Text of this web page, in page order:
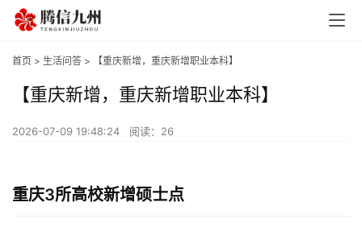
首页 > 生活问答 > 【重庆新增，重庆新增职业本科】
【重庆新增，重庆新增职业本科】
2026-07-09 19:48:24 阅读：26
重庆3所高校新增硕士点